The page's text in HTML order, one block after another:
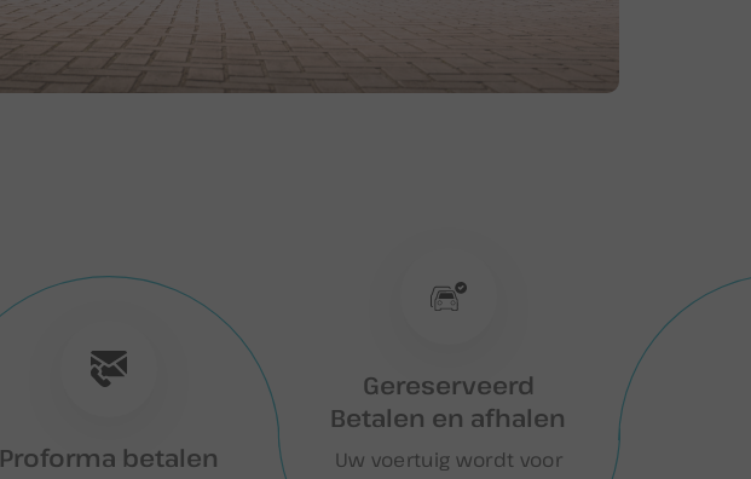
Proforma betalen
Gereserveerd
Betalen en afhalen
Uw voertuig wordt voor